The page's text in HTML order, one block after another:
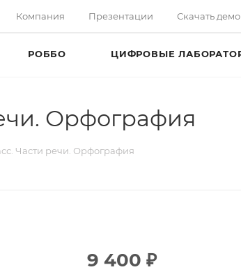
Компания Презентации Скачать
РОББО ЦИФРОВЫЕ
Орфография
Части речи. Орфография
9 400 ₽